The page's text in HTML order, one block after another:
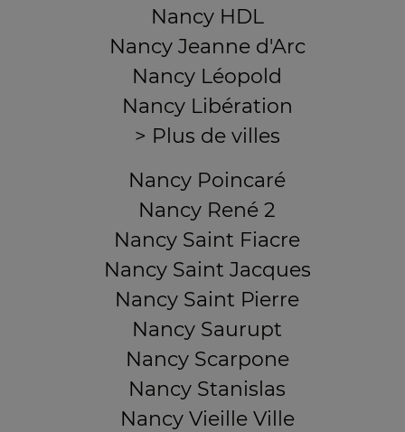
Nancy HDL
Nancy Jeanne d'Arc
Nancy Léopold
Nancy Libération
> Plus de villes
Nancy Poincaré
Nancy René 2
Nancy Saint Fiacre
Nancy Saint Jacques
Nancy Saint Pierre
Nancy Saurupt
Nancy Scarpone
Nancy Stanislas
Nancy Vieille Ville